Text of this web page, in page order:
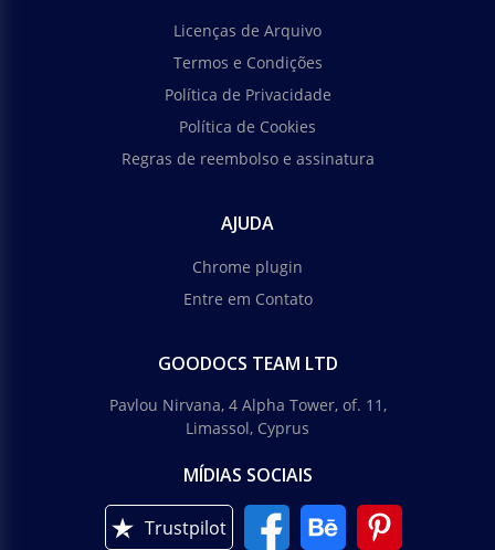
Licenças de Arquivo
Termos e Condições
Política de Privacidade
Política de Cookies
Regras de reembolso e assinatura
AJUDA
Chrome plugin
Entre em Contato
GOODOCS TEAM LTD
Pavlou Nirvana, 4 Alpha Tower, of. 11,
Limassol, Cyprus
MÍDIAS SOCIAIS
Trustpilot